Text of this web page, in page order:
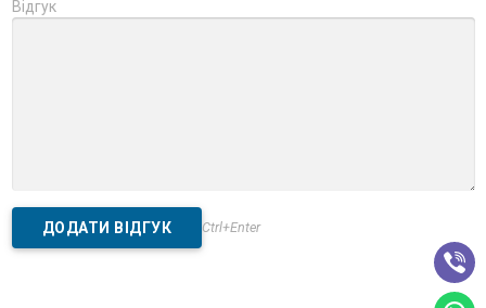
Відгук
Ctrl+Enter